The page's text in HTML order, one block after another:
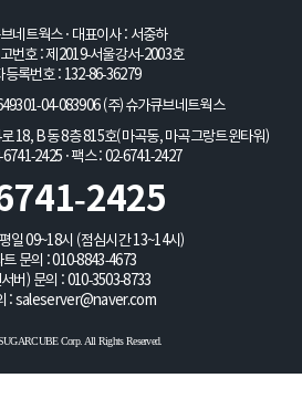
네트웍스 · 대표이사 : 서중하
번호 : 제2019-서울강서-2003호
등록번호 : 132-86-36279
04-083906 (주)슈가큐브네트웍스
18, B동 8층 815호(마곡동, 마곡그랑트윈타워)
2425 · 팩스 : 02-6741-2427
2425
일 09~18시 (점심시간 13~14시)
트 문의 :010-8843-4673
버) 문의 : 010-3503-8733
: saleserver@naver.com
Corp. All Rights Reserved.